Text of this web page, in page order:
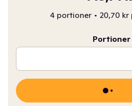
4 portioner • 20,70
Portioner